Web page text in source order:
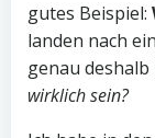
gutes Beispiel:
landen nach
genau
wirklich sein?